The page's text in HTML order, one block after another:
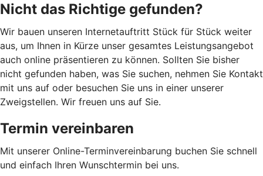
Nicht das Richtige gefunden?
Wir bauen unseren Internetauftritt Stück für Stück weiter
aus, um Ihnen in Kürze unser gesamtes Leistungsangebot
auch online präsentieren zu können. Sollten Sie bisher
nicht gefunden haben, was Sie suchen, nehmen Sie Kontakt
mit uns auf oder besuchen Sie uns in einer unserer
Zweigstellen. Wir freuen uns auf Sie.
Termin vereinbaren
Mit unserer Online-Terminvereinbarung buchen Sie schnell
und einfach Ihren Wunschtermin bei uns.